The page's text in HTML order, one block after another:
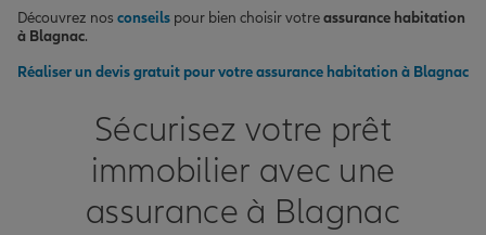
Découvrez nos conseils pour bien choisir votreassurance habitation
à Blagnac.
Réaliser un devis gratuit pour votre assurance habitation à Blagnac
Sécurisez votre prêt
immobilier avec une
assurance à Blagnac